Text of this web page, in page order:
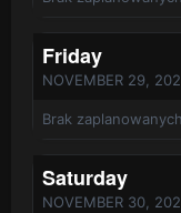
Friday
NOVEMBER 29,
Brak
Saturday
NOVEMBER 30,